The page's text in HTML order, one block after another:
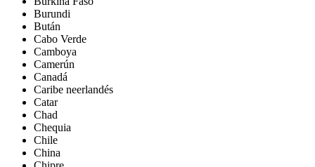
Burundi
Bután
Cabo Verde
Camboya
Camerún
Canadá
Caribe neerlandés
Catar
Chad
Chequia
Chile
China